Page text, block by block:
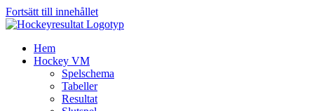
Fortsätt till innehållet
Hem
Hockey VM
Spelschema
Tabeller
Resultat